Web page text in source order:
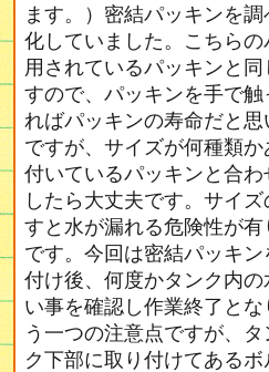
ます。）密結パッキンを
化していました。こちら
用されているパッキンと
すので、パッキンを手で触
ればパッキンの寿命だと
ですが、サイズが何種類
付いているパッキンと合
したら大丈夫です。サイ
すと水が漏れる危険性が
です。今回は密結パッキ
付け後、何度かタンク内
い事を確認し作業終了と
う一つの注意点ですが、
ク下部に取り付けてある